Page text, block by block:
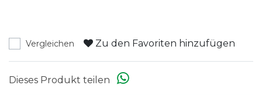
Vergleichen Zu den Favoriten hinzufügen
Dieses Produkt teilen